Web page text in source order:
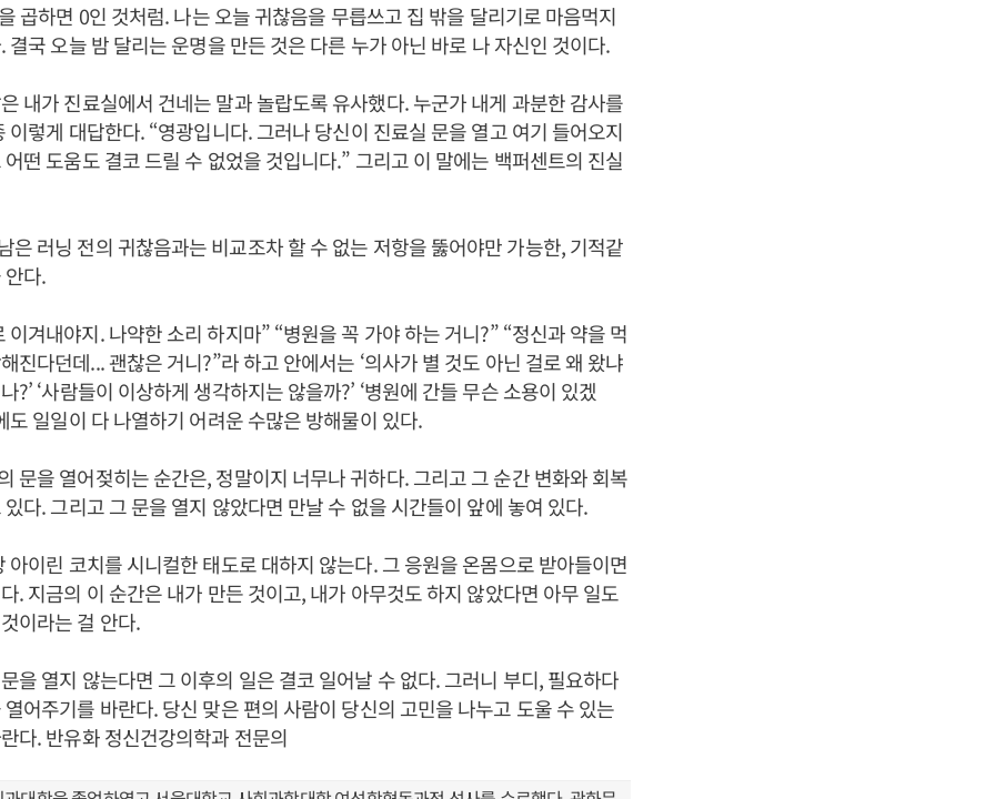
곱하면 0인 것처럼. 나는 오늘 귀찮음을 무릅쓰고 집 밖을 달리기로 마음먹지
결국 오늘 밤 달리는 운명을 만든 것은 다른 누가 아닌 바로 나 자신인 것이다.
내가 진료실에서 건네는 말과 놀랍도록 유사했다. 누군가 내게 과분한 감사를
이렇게 대답한다. “영광입니다. 그러나 당신이 진료실 문을 열고 여기 들어오지
떤 도움도 결코 드릴 수 없었을 것입니다.” 그리고 이 말에는 백퍼센트의 진실
은 러닝 전의 귀찮음과는 비교조차 할 수 없는 저항을 뚫어야만 가능한, 기적같
다.
이겨내야지. 나약한 소리 하지마” “병원을 꼭 가야 하는 거니?” “정신과 약을 먹
진다던데... 괜찮은 거니?”라 하고 안에서는 ‘의사가 별 것도 아닌 걸로 왜 왔냐
?’ ‘사람들이 이상하게 생각하지는 않을까?’ ‘병원에 간들 무슨 소용이 있겠
도 일일이 다 나열하기 어려운 수많은 방해물이 있다.
문을 열어젖히는 순간은, 정말이지 너무나 귀하다. 그리고 그 순간 변화와 회복
다. 그리고 그 문을 열지 않았다면 만날 수 없을 시간들이 앞에 놓여 있다.
아이린 코치를 시니컬한 태도로 대하지 않는다. 그 응원을 온몸으로 받아들이면
. 지금의 이 순간은 내가 만든 것이고, 내가 아무것도 하지 않았다면 아무 일도
이라는 걸 안다.
을 열지 않는다면 그 이후의 일은 결코 일어날 수 없다. 그러니 부디, 필요하다
어주기를 바란다. 당신 맞은 편의 사람이 당신의 고민을 나누고 도울 수 있는
다. 반유화 정신건강의학과 전문의